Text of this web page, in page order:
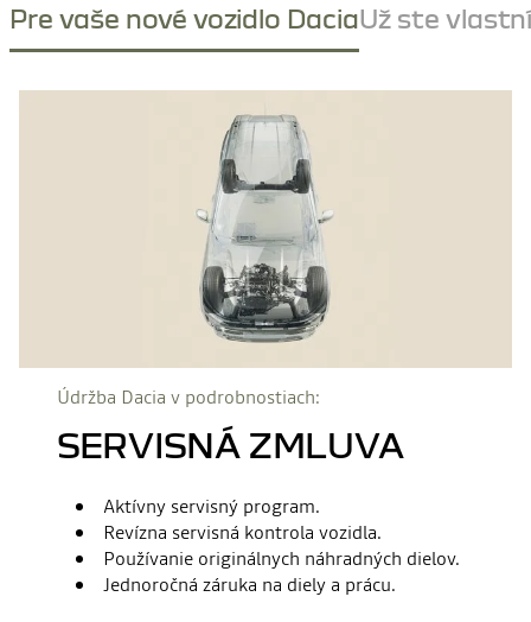
Pre vaše nové vozidlo DaciaUž ste
Údržba Dacia v podrobnostiach:
SERVISNÁ ZMLUVA
Aktívny servisný program.
Revízna servisná kontrola vozidla.
Používanie originálnych náhradných dielov.
Jednoročná záruka na diely a prácu.